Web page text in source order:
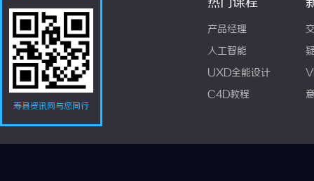
寿县资讯网与您同行
产品经理
人工智能
UXD全能设计
C4D教程